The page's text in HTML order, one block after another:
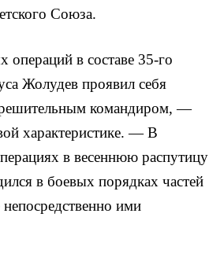
Союза.
операций в составе 35-го
Жолудев проявил себя
командиром, —
характеристике. — В
в весеннюю распутицу
в боевых порядках частей
ими